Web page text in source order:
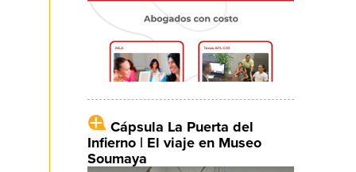
Cápsula La Puerta del
Infierno | El viaje en Museo
Soumaya